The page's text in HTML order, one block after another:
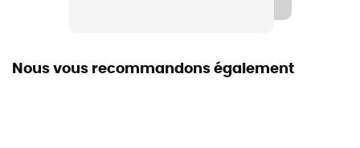
Nous vous recommandons également